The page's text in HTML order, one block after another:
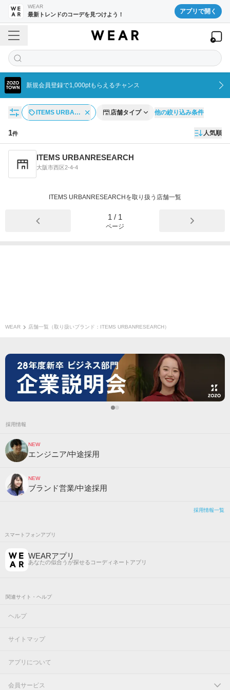
WEAR
最新トレンドのコーデを見つけよう！ アプリで開く
新規会員登録で1,000ptもらえるチャンス
ITEMS URBA… 店舗タイプ 他の絞り込み条件
1件 人気順
ITEMS URBANRESEARCH
大阪市西区2-4-4
ITEMS URBANRESEARCHを取り扱う店舗一覧
1 / 1
ページ
WEAR 店舗一覧（取り扱いブランド：ITEMS URBANRESEARCH）
採用情報
NEW
エンジニア/中途採用
NEW
ブランド営業/中途採用
採用情報一覧
スマートフォンアプリ
WEARアプリ
あなたの似合うが探せるコーディネートアプリ
関連サイト・ヘルプ
ヘルプ
サイトマップ
アプリについて
会員サービス